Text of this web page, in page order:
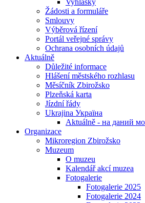
Vyhlášky
Žádosti a formuláře
Smlouvy
Výběrová řízení
Portál veřejné správy
Ochrana osobních údajů
Aktuálně
Důležité informace
Hlášení městského rozhlasu
Měsíčník Zbirožsko
Plzeňská karta
Jízdní řády
Ukrajina Україна
Aktuálně - на даний
Organizace
Mikroregion Zbirožsko
Muzeum
O muzeu
Kalendář akcí muzea
Fotogalerie
Fotogalerie 2025
Fotogalerie 2024